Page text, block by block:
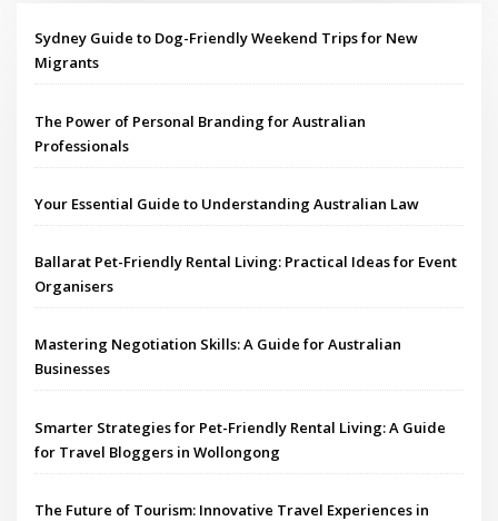
Sydney Guide to Dog-Friendly Weekend Trips for New
Migrants
The Power of Personal Branding for Australian
Professionals
Your Essential Guide to Understanding Australian Law
Ballarat Pet-Friendly Rental Living: Practical Ideas for Event
Organisers
Mastering Negotiation Skills: A Guide for Australian
Businesses
Smarter Strategies for Pet-Friendly Rental Living: A Guide
for Travel Bloggers in Wollongong
The Future of Tourism: Innovative Travel Experiences in